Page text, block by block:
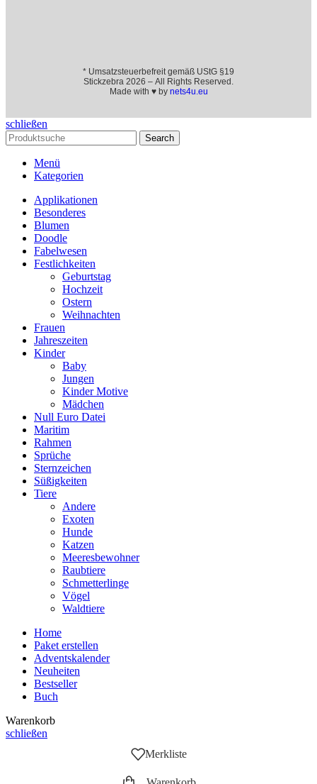
* Umsatzsteuerbefreit gemäß UStG §19
Stickzebra 2026 – All Rights Reserved.
Made with ♥ by nets4u.eu
schließen
Search
Menü
Kategorien
Applikationen
Besonderes
Blumen
Doodle
Fabelwesen
Festlichkeiten
Geburtstag
Hochzeit
Ostern
Weihnachten
Frauen
Jahreszeiten
Kinder
Baby
Jungen
Kinder Motive
Mädchen
Null Euro Datei
Maritim
Rahmen
Sprüche
Sternzeichen
Süßigkeiten
Tiere
Andere
Exoten
Hunde
Katzen
Meeresbewohner
Raubtiere
Schmetterlinge
Vögel
Waldtiere
Home
Paket erstellen
Adventskalender
Neuheiten
Bestseller
Buch
Warenkorb
schließen
Merkliste